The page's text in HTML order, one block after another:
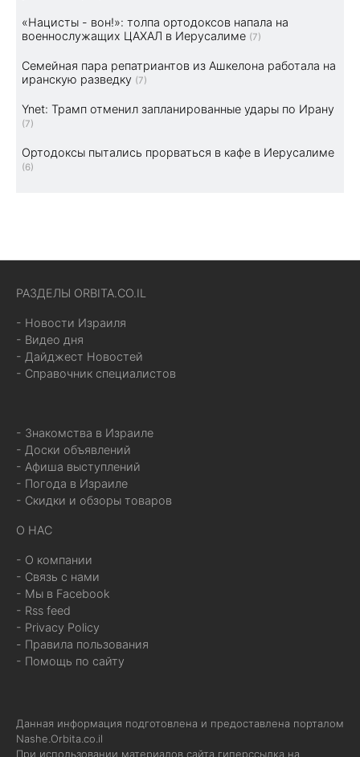
«Нацисты - вон!»: толпа ортодоксов напала на
военнослужащих ЦАХАЛ в Иерусалиме (7)
Семейная пара репатриантов из Ашкелона работала на
иранскую разведку (7)
Ynet: Трамп отменил запланированные удары по Ирану
(7)
Ортодоксы пытались прорваться в кафе в Иерусалиме
(6)
РАЗДЕЛЫ ORBITA.CO.IL
- Новости Израиля
- Видео дня
- Дайджест Новостей
- Справочник специалистов
- Знакомства в Израиле
- Доски объявлений
- Афиша выступлений
- Погода в Израиле
- Скидки и обзоры товаров
О НАС
- О компании
- Связь с нами
- Мы в Facebook
- Rss feed
- Privacy Policy
- Правила пользования
- Помощь по сайту
Данная информация подготовлена и предоставлена порталом
Nashe.Orbita.co.il
При использовании материалов сайта гиперссылка на